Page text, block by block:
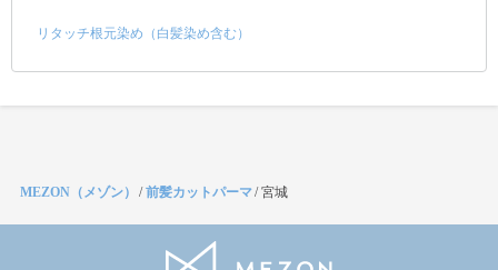
リタッチ根元染め（白髪染め含む）
MEZON（メゾン） /前髪カットパーマ/宮城